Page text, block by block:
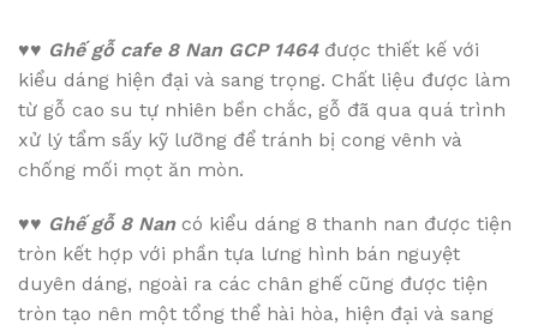
♥♥ Ghế gỗ cafe 8 Nan GCP 1464được thiết kế với
kiểu dáng hiện đại và sang trọng. Chất liệu được làm
từ gỗ cao su tự nhiên bền chắc, gỗ đã qua quá trình
xử lý tẩm sấy kỹ lưỡng để tránh bị cong vênh và
chống mối mọt ăn mòn.
♥♥ Ghế gỗ 8 Nancó kiểu dáng 8 thanh nan được tiện
tròn kết hợp với phần tựa lưng hình bán nguyệt
duyên dáng, ngoài ra các chân ghế cũng được tiện
tròn tạo nên một tổng thể hài hòa, hiện đại và sang